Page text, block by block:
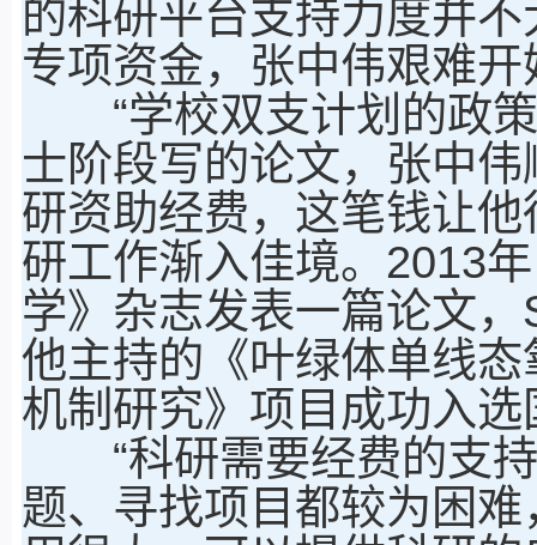
的科研平台支持力度并
专项资金，张中伟艰难
“学校双支计划的政策
士阶段写的论文，张中
研资助经费，这笔钱让
研工作渐入佳境。2013
学》杂志发表一篇论文
他主持的《叶绿体单线
机制研究》项目成功入
“科研需要经费的支持
题、寻找项目都较为困